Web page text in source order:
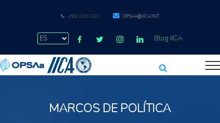
+506 2216 0222 OPSAA@IICA.INT
Blog IICA
MARCOS DE POLÍTICA